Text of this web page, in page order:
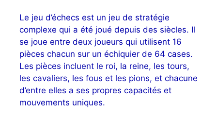
Le jeu d’échecs est un jeu de stratégie
complexe qui a été joué depuis des siècles. Il
se joue entre deux joueurs qui utilisent 16
pièces chacun sur un échiquier de 64 cases.
Les pièces incluent le roi, la reine, les tours,
les cavaliers, les fous et les pions, et chacune
d’entre elles a ses propres capacités et
mouvements uniques.